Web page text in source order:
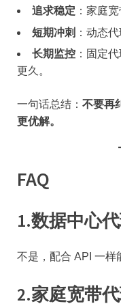
追求稳定 ：家庭
短期冲刺 ：动态
长期监控 ：固定
更久。
一句话总结： 不要再
更优解。
FAQ
1.数据中心
不是，配合 API 一样
2.家庭宽带